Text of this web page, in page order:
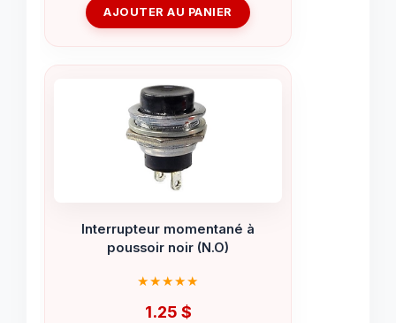
AJOUTER AU PANIER
Interrupteur momentané à
poussoir noir (N.O)
1.25 $